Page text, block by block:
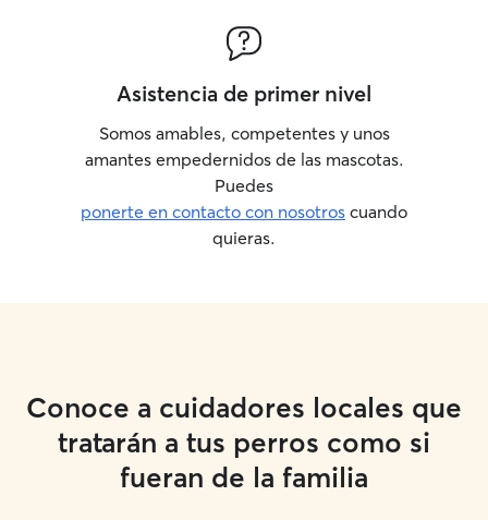
Asistencia de primer nivel
Somos amables, competentes y unos
amantes empedernidos de las mascotas.
Puedes
ponerte en contacto con nosotros cuando
quieras.
Conoce a cuidadores locales que
tratarán a tus perros como si
fueran de la familia